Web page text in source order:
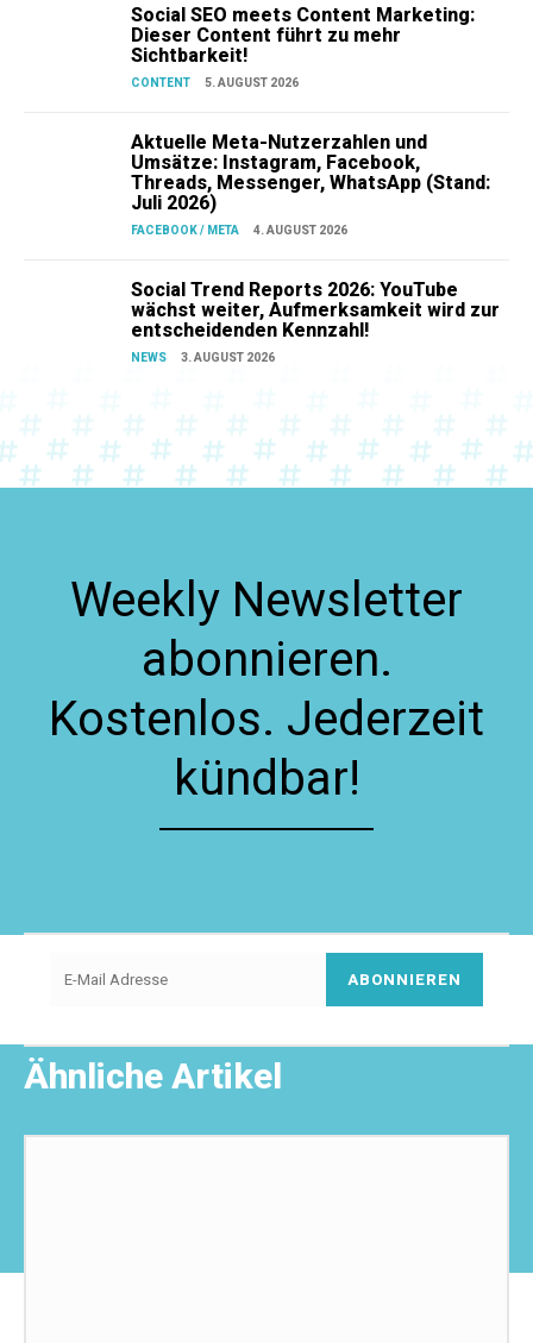
Social SEO meets Content Marketing:
Dieser Content führt zu mehr
Sichtbarkeit!
CONTENT 5. AUGUST 2026
Aktuelle Meta-Nutzerzahlen und
Umsätze: Instagram, Facebook,
Threads, Messenger, WhatsApp (Stand:
Juli 2026)
FACEBOOK / META 4. AUGUST 2026
Social Trend Reports 2026: YouTube
wächst weiter, Aufmerksamkeit wird zur
entscheidenden Kennzahl!
NEWS 3. AUGUST 2026
Weekly Newsletter
abonnieren.
Kostenlos. Jederzeit
kündbar!
ABONNIEREN
Ähnliche Artikel